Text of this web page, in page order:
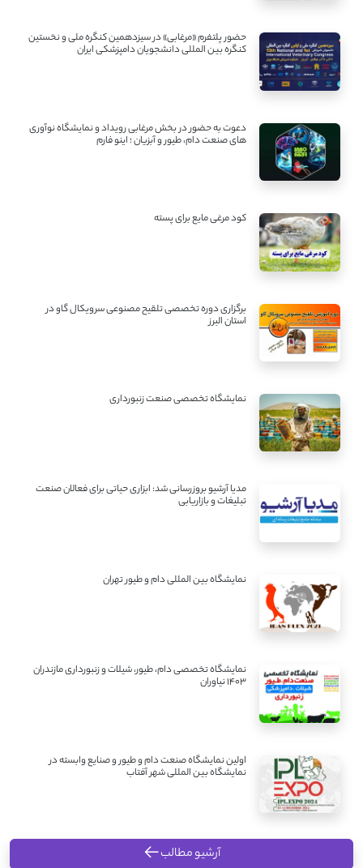
حضور پلتفرم «مرغابی» در سیزدهمین کنگره ملی و نخستین
کنگره بین ‌المللی دانشجویان دامپزشکی ایران
دعوت به حضور در بخش مرغابی رویداد و نمایشگاه نوآوری
های صنعت دام، طیور و آبزیان ؛ اینو فارم
کود مرغی مایع برای پسته
برگزاری دوره تخصصی تلقیح مصنوعی سرویکال گاو در
استان البرز
نمایشگاه تخصصی صنعت زنبورداری
مدیا آرشیو بروزرسانی شد: ابزاری حیاتی برای فعالان صنعت
تبلیغات و بازاریابی
نمایشگاه بین المللی دام و طیور تهران
نمایشگاه تخصصی دام، طیور، شیلات و زنبورداری مازندران
1403 نیاوران
اولین نمایشگاه صنعت دام و طیور و صنایع وابسته در
نمایشگاه بین المللی شهر آفتاب
آرشیو مطالب